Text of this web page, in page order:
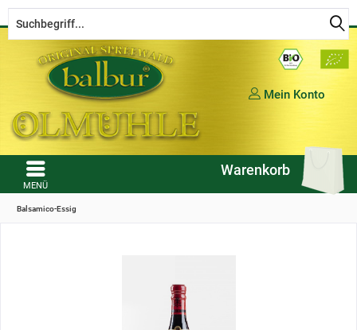
MENÜ
Warenkorb
Mein Konto
Balsamico-Essig